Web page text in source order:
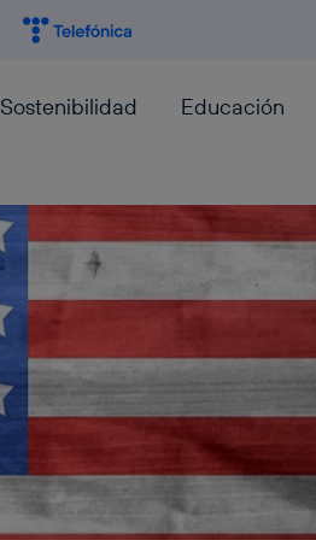
Sostenibilidad Educación